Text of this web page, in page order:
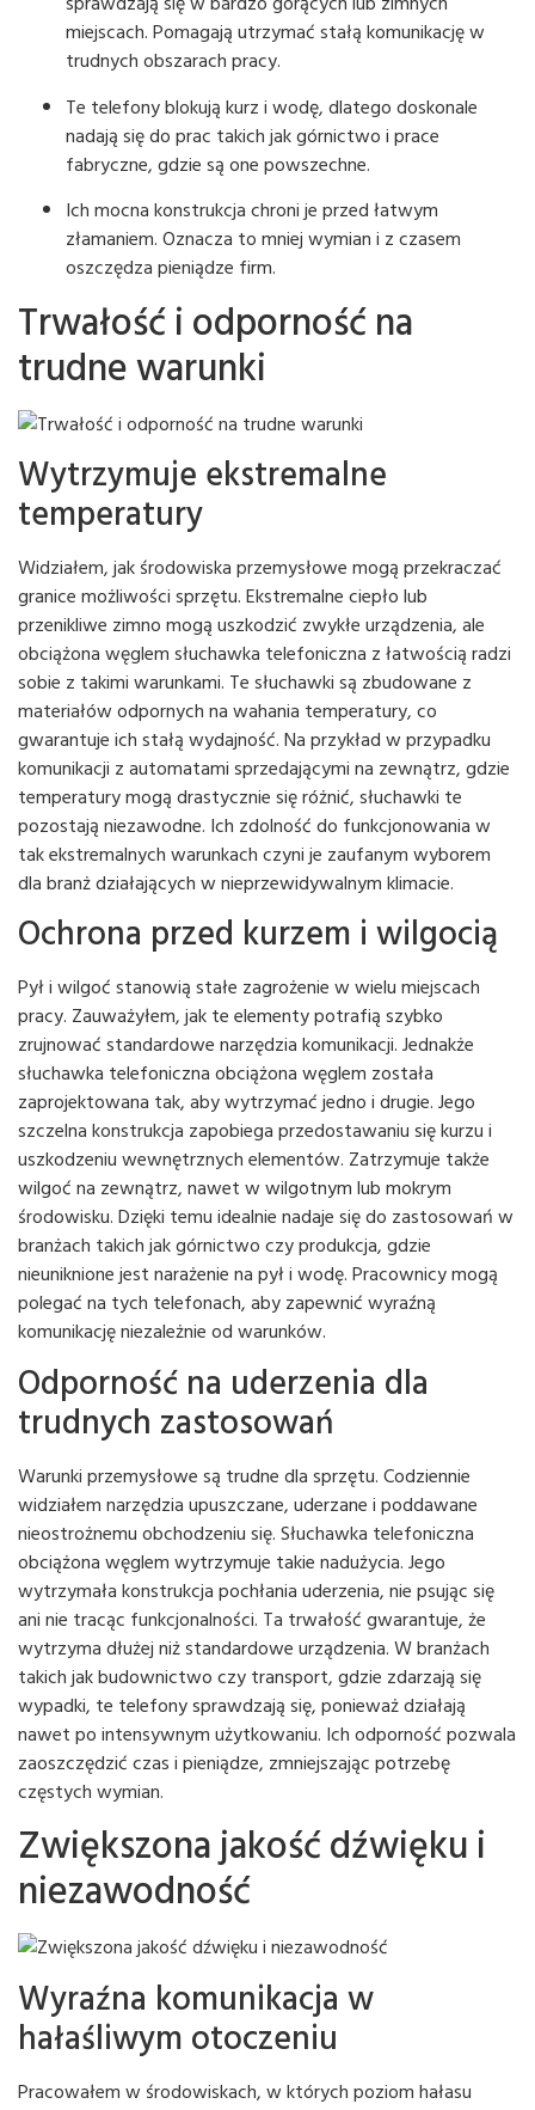
miejscach. Pomagają utrzymać stałą komunikację w
trudnych obszarach pracy.
Te telefony blokują kurz i wodę, dlatego doskonale
nadają się do prac takich jak górnictwo i prace
fabryczne, gdzie są one powszechne.
Ich mocna konstrukcja chroni je przed łatwym
złamaniem. Oznacza to mniej wymian i z czasem
oszczędza pieniądze firm.
Trwałość i odporność na
trudne warunki
Wytrzymuje ekstremalne
temperatury
Widziałem, jak środowiska przemysłowe mogą przekraczać
granice możliwości sprzętu. Ekstremalne ciepło lub
przenikliwe zimno mogą uszkodzić zwykłe urządzenia, ale
obciążona węglem słuchawka telefoniczna z łatwością radzi
sobie z takimi warunkami. Te słuchawki są zbudowane z
materiałów odpornych na wahania temperatury, co
gwarantuje ich stałą wydajność. Na przykład w przypadku
komunikacji z automatami sprzedającymi na zewnątrz, gdzie
temperatury mogą drastycznie się różnić, słuchawki te
pozostają niezawodne. Ich zdolność do funkcjonowania w
tak ekstremalnych warunkach czyni je zaufanym wyborem
dla branż działających w nieprzewidywalnym klimacie.
Ochrona przed kurzem i wilgocią
Pył i wilgoć stanowią stałe zagrożenie w wielu miejscach
pracy. Zauważyłem, jak te elementy potrafią szybko
zrujnować standardowe narzędzia komunikacji. Jednakże
słuchawka telefoniczna obciążona węglem została
zaprojektowana tak, aby wytrzymać jedno i drugie. Jego
szczelna konstrukcja zapobiega przedostawaniu się kurzu i
uszkodzeniu wewnętrznych elementów. Zatrzymuje także
wilgoć na zewnątrz, nawet w wilgotnym lub mokrym
środowisku. Dzięki temu idealnie nadaje się do zastosowań w
branżach takich jak górnictwo czy produkcja, gdzie
nieuniknione jest narażenie na pył i wodę. Pracownicy mogą
polegać na tych telefonach, aby zapewnić wyraźną
komunikację niezależnie od warunków.
Odporność na uderzenia dla
trudnych zastosowań
Warunki przemysłowe są trudne dla sprzętu. Codziennie
widziałem narzędzia upuszczane, uderzane i poddawane
nieostrożnemu obchodzeniu się. Słuchawka telefoniczna
obciążona węglem wytrzymuje takie nadużycia. Jego
wytrzymała konstrukcja pochłania uderzenia, nie psując się
ani nie tracąc funkcjonalności. Ta trwałość gwarantuje, że
wytrzyma dłużej niż standardowe urządzenia. W branżach
takich jak budownictwo czy transport, gdzie zdarzają się
wypadki, te telefony sprawdzają się, ponieważ działają
nawet po intensywnym użytkowaniu. Ich odporność pozwala
zaoszczędzić czas i pieniądze, zmniejszając potrzebę
częstych wymian.
Zwiększona jakość dźwięku i
niezawodność
Wyraźna komunikacja w
hałaśliwym otoczeniu
Pracowałem w środowiskach, w których poziom hałasu